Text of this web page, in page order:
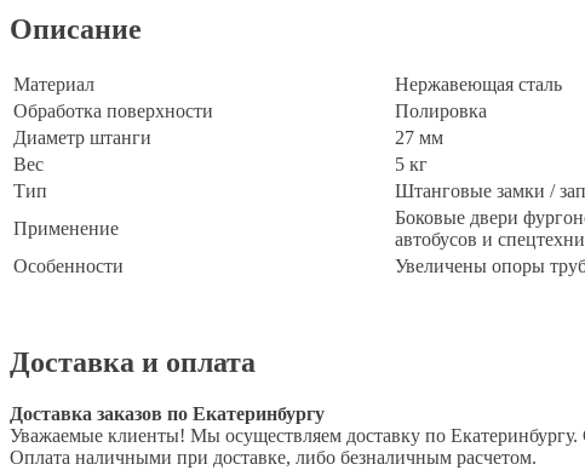
Описание
Материал
Нержавеющая сталь
Обработка поверхности
Полировка
Диаметр штанги
27 мм
Вес
5 кг
Тип
Штанговые замки /
Применение
Боковые двери
автобусов и
Особенности
Увеличены опоры
Доставка и оплата
Доставка заказов по Екатеринбургу
Уважаемые клиенты! Мы осуществляем доставку по Екатеринбургу.
Оплата наличными при доставке, либо безналичным расчетом.